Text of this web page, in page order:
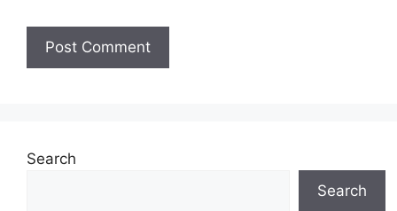
Search
Search